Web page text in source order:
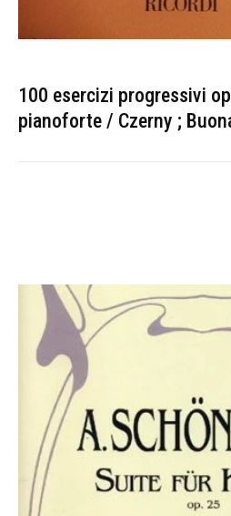
100 esercizi progressivi
pianoforte / Czerny ;